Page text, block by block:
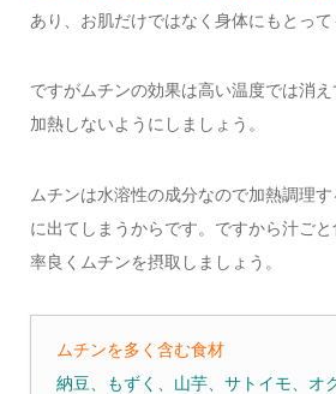
あり、お肌だけではなく身体にもとって
ですがムチンの効果は高い温度では消
加熱しないようにしましょう。
ムチンは水溶性の成分なので加熱調理
に出てしまうからです。ですから汁ご
率良くムチンを摂取しましょう。
ムチンを多く含む食材
納豆、もずく、山芋、サトイモ、オ